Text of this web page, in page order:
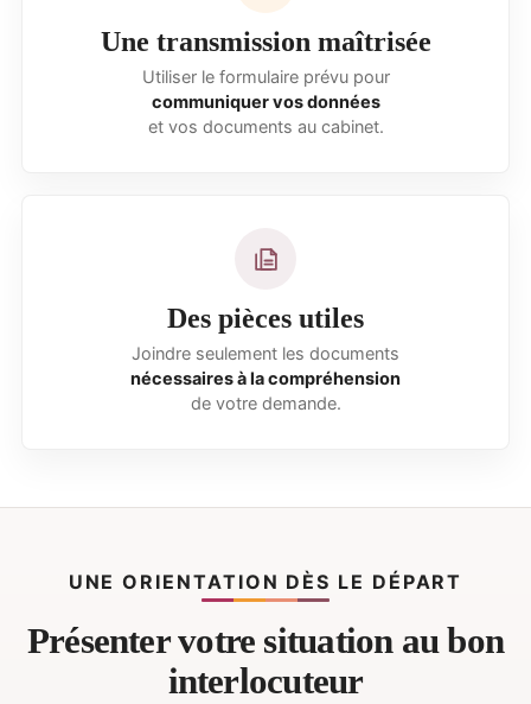
Une transmission maîtrisée
Utiliser le formulaire prévu pour
communiquer vos données
et vos documents au cabinet.
Des pièces utiles
Joindre seulement les documents
nécessaires à la compréhension
de votre demande.
UNE ORIENTATION DÈS LE DÉPART
Présenter votre situation au bon
interlocuteur